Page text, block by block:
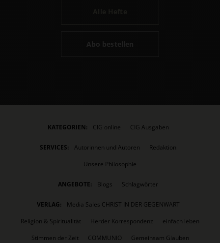
Abo bestellen
KATEGORIEN: CIG online CIG Ausgaben
SERVICES: Autorinnen und Autoren
Redaktion
Unsere Philosophie
ANGEBOTE: Blogs Schlagwörter
VERLAG:
Media Sales CHRIST IN DER GEGENWART
Religion & Spiritualität
Herder Korrespondenz
einfach leben
Stimmen der Zeit
COMMUNIO
Gemeinsam Glauben